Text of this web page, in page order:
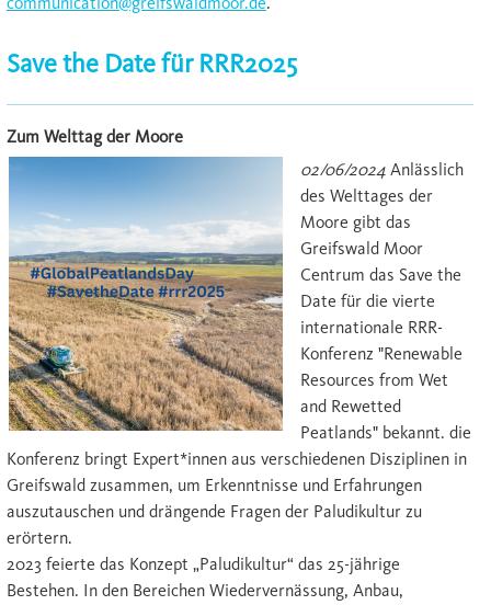
Save the Date für RRR2025
Zum Welttag der Moore
02/06/2024 Anlässlich
des Welttages der
Moore gibt das
Greifswald Moor
Centrum das Save the
Date für die vierte
internationale RRR-
Konferenz "Renewable
Resources from Wet
and Rewetted
Peatlands" bekannt. die
Konferenz bringt Expert*innen aus verschiedenen Disziplinen in
Greifswald zusammen, um Erkenntnisse und Erfahrungen
auszutauschen und drängende Fragen der Paludikultur zu
erörtern.
2023 feierte das Konzept „Paludikultur“ das 25-jährige
Bestehen. In den Bereichen Wiedervernässung, Anbau,